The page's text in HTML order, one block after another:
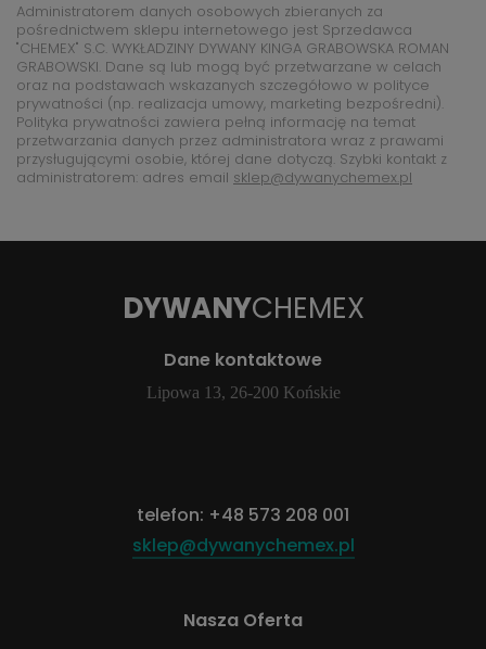
Administratorem danych osobowych zbieranych za
pośrednictwem sklepu internetowego jest Sprzedawca
"CHEMEX" S.C. WYKŁADZINY DYWANY KINGA GRABOWSKA ROMAN
GRABOWSKI. Dane są lub mogą być przetwarzane w celach
oraz na podstawach wskazanych szczegółowo w polityce
prywatności (np. realizacja umowy, marketing bezpośredni).
Polityka prywatności zawiera pełną informację na temat
przetwarzania danych przez administratora wraz z prawami
przysługującymi osobie, której dane dotyczą. Szybki kontakt z
administratorem: adres email sklep@dywanychemex.pl
DYWANYCHEMEX
Dane kontaktowe
Lipowa 13, 26-200 Końskie
telefon: +48 573 208 001
sklep@dywanychemex.pl
Nasza Oferta